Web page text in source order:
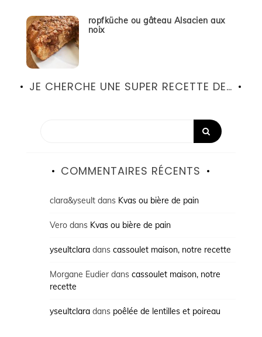
ropfküche ou gâteau Alsacien aux
noix
JE CHERCHE UNE SUPER RECETTE DE…
COMMENTAIRES RÉCENTS
clara&yseultdans Kvas ou bière de pain
Verodans Kvas ou bière de pain
yseultclaradans cassoulet maison, notre recette
Morgane Eudierdans cassoulet maison, notre
recette
yseultclaradans poêlée de lentilles et poireau